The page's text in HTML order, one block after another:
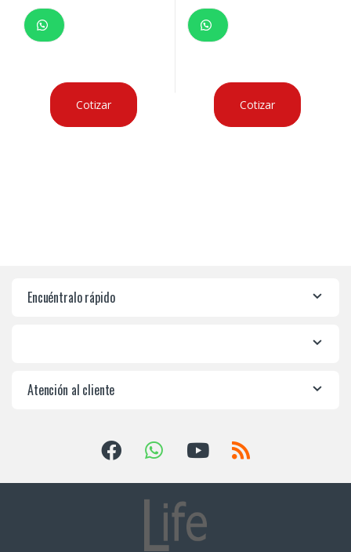
Cotizar Cotizar
Encuéntralo rápido
Atención al cliente